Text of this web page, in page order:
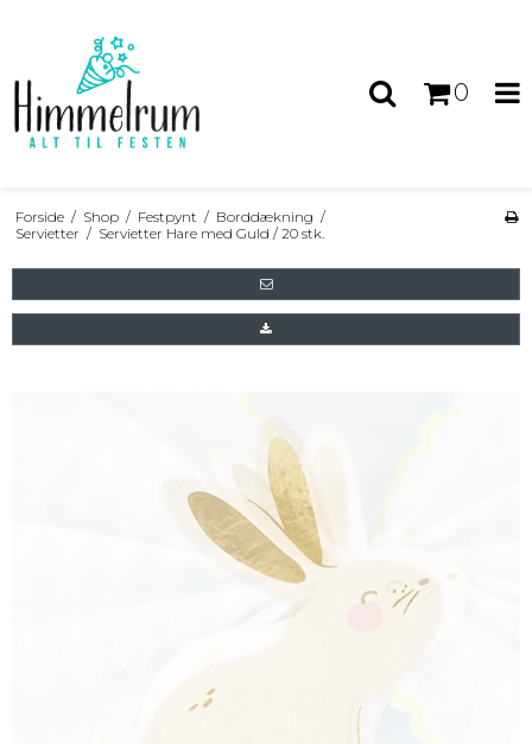
0
Forside / Shop / Festpynt / Borddækning /
Servietter / Servietter Hare med Guld / 20 stk.